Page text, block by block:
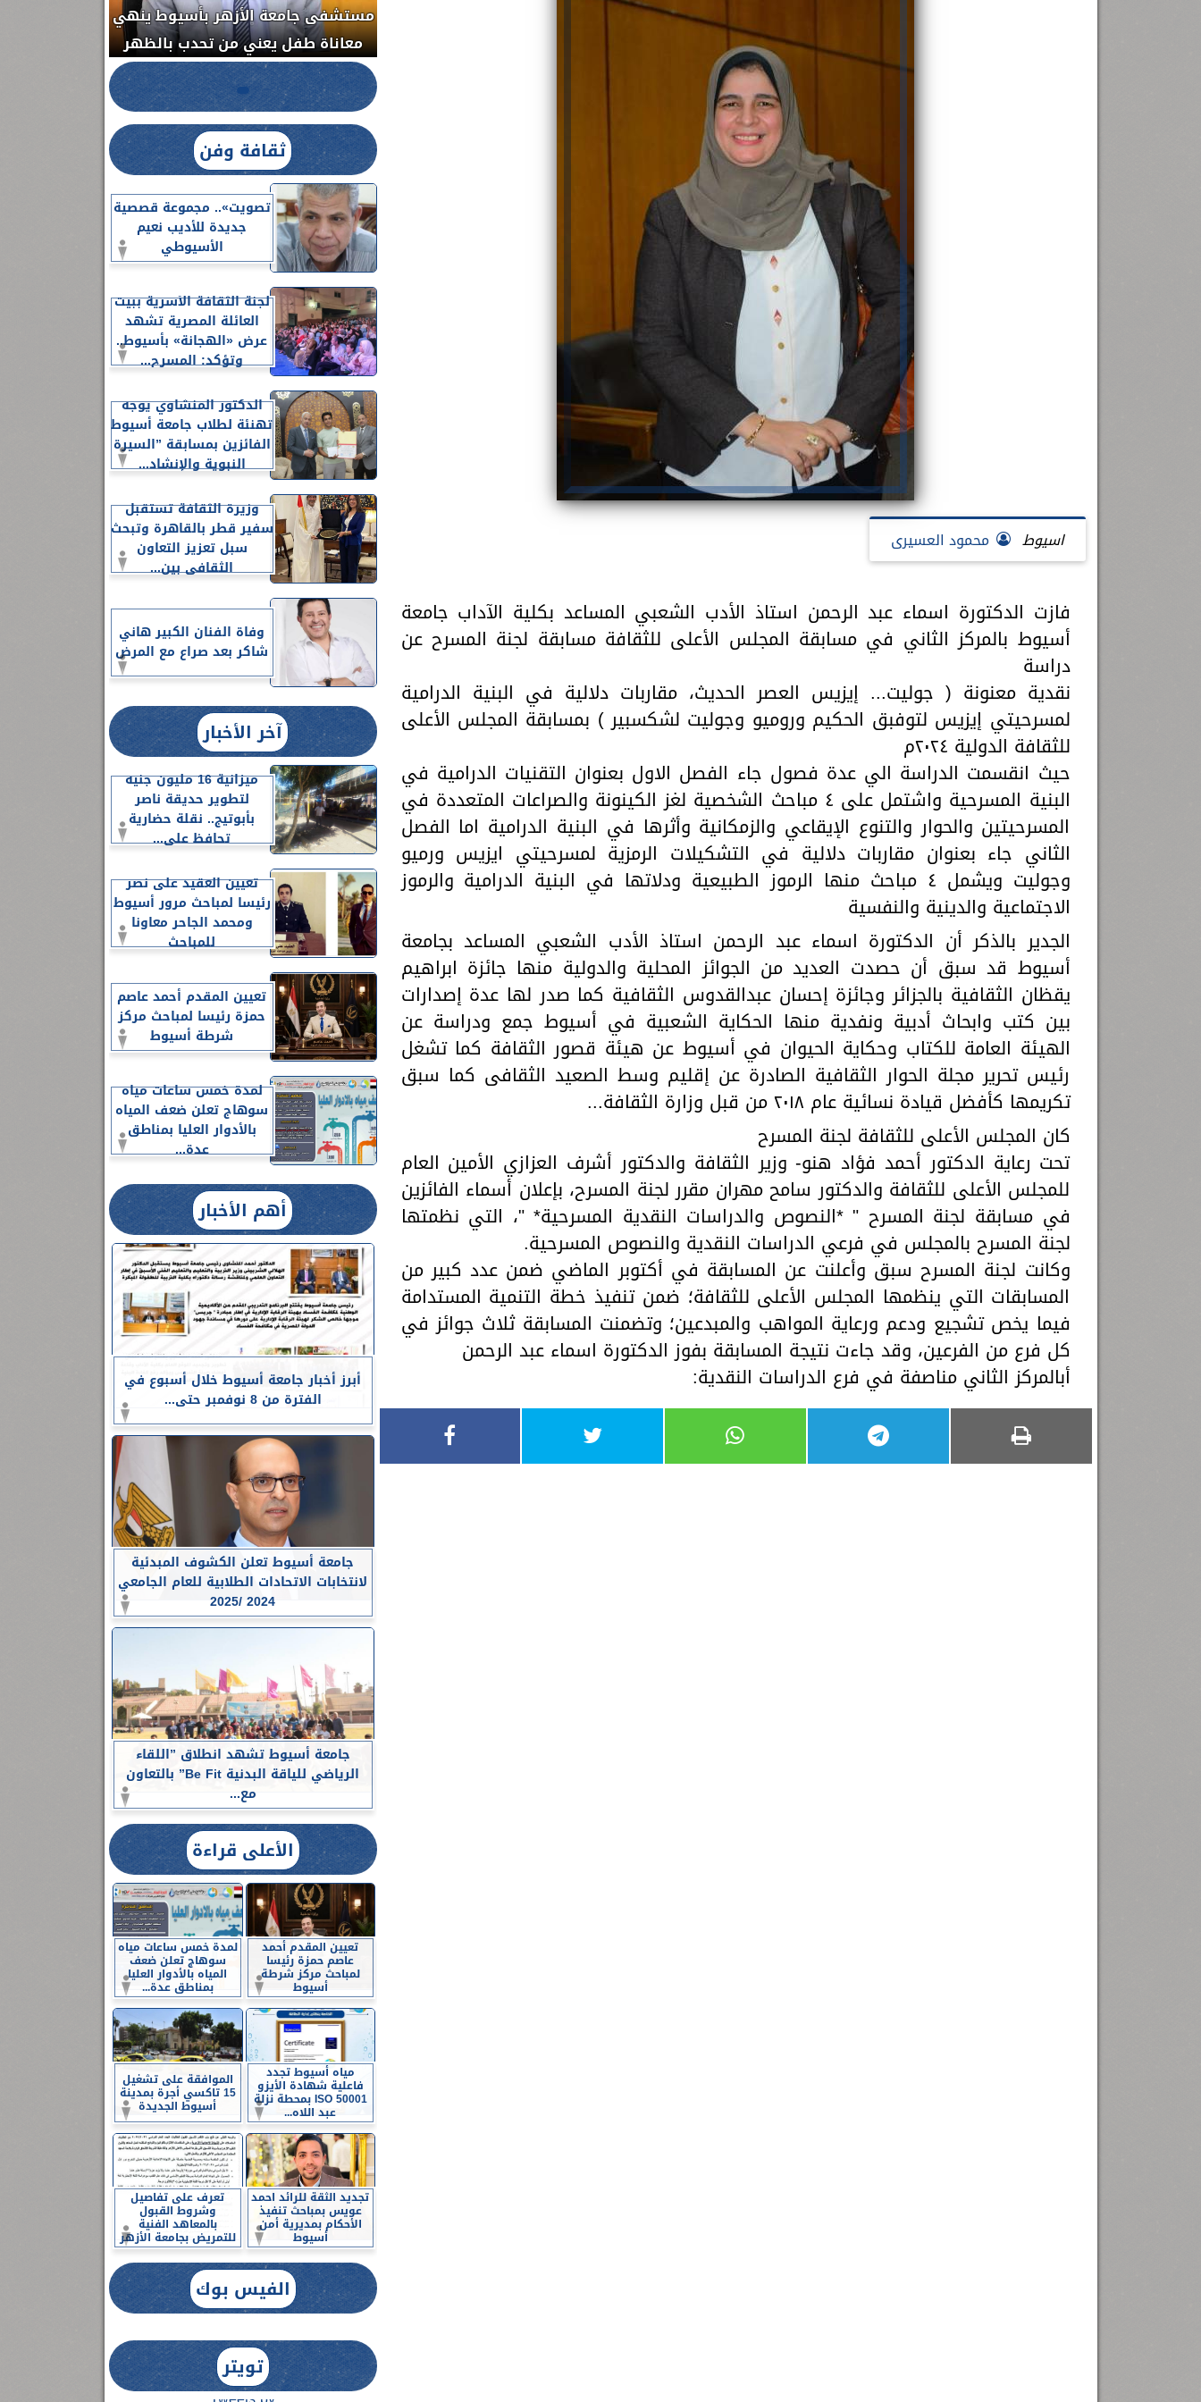
اسيوط محمود العسيرى
فازت الدكتورة اسماء عبد الرحمن استاذ الأدب الشعبي المساعد بكلية الآداب جامعة
أسيوط بالمركز الثاني في مسابقة المجلس الأعلى للثقافة مسابقة لجنة المسرح عن
دراسة
نقدية معنونة ( جوليت... إيزيس العصر الحديث، مقاربات دلالية في البنية الدرامية
لمسرحيتي إيزيس لتوفبق الحكيم وروميو وجوليت لشكسبير ) بمسابقة المجلس الأعلى
للثقافة الدولية ٢٠٢٤م
حيث انقسمت الدراسة الي عدة فصول جاء الفصل الاول بعنوان التقنيات الدرامية في
البنية المسرحية واشتمل على ٤ مباحث الشخصية لغز الكينونة والصراعات المتعددة في
المسرحيتين والحوار والتنوع الإيقاعي والزمكانية وأثرها في البنية الدرامية اما الفصل
الثاني جاء بعنوان مقاربات دلالية في التشكيلات الرمزية لمسرحيتي ايزيس ورميو
وجوليت ويشمل ٤ مباحث منها الرموز الطبيعية ودلاتها في البنية الدرامية والرموز
الاجتماعية والدينية والنفسية
الجدير بالذكر أن الدكتورة اسماء عبد الرحمن استاذ الأدب الشعبي المساعد بجامعة
أسيوط قد سبق أن حصدت العديد من الجوائز المحلية والدولية منها جائزة ابراهيم
يقظان الثقافية بالجزائر وجائزة إحسان عبدالقدوس الثقافية كما صدر لها عدة إصدارات
بين كتب وابحاث أدبية ونفدية منها الحكاية الشعبية في أسيوط جمع ودراسة عن
الهيئة العامة للكتاب وحكاية الحيوان في أسيوط عن هيئة قصور الثقافة كما تشغل
رئيس تحرير مجلة الحوار الثقافية الصادرة عن إقليم وسط الصعيد الثقافى كما سبق
تكريمها كأفضل قيادة نسائية عام ٢٠١٨ من قبل وزارة الثقافة...
كان المجلس الأعلى للثقافة لجنة المسرح
تحت رعاية الدكتور أحمد فؤاد هنو- وزير الثقافة والدكتور أشرف العزازي الأمين العام
للمجلس الأعلى للثقافة والدكتور سامح مهران مقرر لجنة المسرح، بإعلان أسماء الفائزين
في مسابقة لجنة المسرح " *النصوص والدراسات النقدية المسرحية* "، التي نظمتها
لجنة المسرح بالمجلس في فرعي الدراسات النقدية والنصوص المسرحية.
وكانت لجنة المسرح سبق وأعلنت عن المسابقة في أكتوبر الماضي ضمن عدد كبير من
المسابقات التي ينظمها المجلس الأعلى للثقافة؛ ضمن تنفيذ خطة التنمية المستدامة
فيما يخص تشجيع ودعم ورعاية المواهب والمبدعين؛ وتضمنت المسابقة ثلاث جوائز في
كل فرع من الفرعين، وقد جاءت نتيجة المسابقة بفوز الدكتورة اسماء عبد الرحمن
أبالمركز الثاني مناصفة في فرع الدراسات النقدية:
مستشفى جامعة الأزهر بأسيوط ينهي
معاناة طفل يعني من تحدب بالظهر
والحنجرة ينجح في استئصال ورم خبيث
من...
ثقافة وفن
تصويت».. مجموعة قصصية
جديدة للأديب نعيم
الأسيوطي
لجنة الثقافة الأسرية ببيت
العائلة المصرية تشهد
عرض «الهجانة» بأسيوط..
وتؤكد: المسرح...
الدكتور المنشاوي يوجه
تهنئة لطلاب جامعة أسيوط
الفائزين بمسابقة ”السيرة
النبوية والإنشاد...
وزيرة الثقافة تستقبل
سفير قطر بالقاهرة وتبحث
سبل تعزيز التعاون
الثقافي بين...
وفاة الفنان الكبير هاني
شاكر بعد صراع مع المرض
آخر الأخبار
ميزانية 16 مليون جنيه
لتطوير حديقة ناصر
بأبوتيج.. نقلة حضارية
تحافظ على...
تعيين العقيد على نصر
رئيسا لمباحث مرور أسيوط
ومحمد الجاحر معاونا
للمباحث
تعيين المقدم أحمد عاصم
حمزة رئيسا لمباحث مركز
شرطة أسيوط
لمدة خمس ساعات مياه
سوهاج تعلن ضعف المياه
بالأدوار العليا بمناطق
عدة...
أهم الأخبار
أبرز أخبار جامعة أسيوط خلال أسبوع في
الفترة من 8 نوفمبر حتى...
جامعة أسيوط تعلن الكشوف المبدئية
لانتخابات الاتحادات الطلابية للعام الجامعي
2024 /2025
جامعة أسيوط تشهد انطلاق ”اللقاء
الرياضي للياقة البدنية Be Fit” بالتعاون
مع...
الأعلى قراءة
تعيين المقدم أحمد
عاصم حمزة رئيسا
لمباحث مركز شرطة
أسيوط
لمدة خمس ساعات مياه
سوهاج تعلن ضعف
المياه بالأدوار العليا
بمناطق عدة...
مياه أسيوط تجدد
فاعلية شهادة الأيزو
ISO 50001 بمحطة نزلة
عبد اللاه...
الموافقة على تشغيل
15 تاكسي أجرة بمدينة
أسيوط الجديدة
تجديد الثقة للرائد احمد
عويس بمباحث تنفيذ
الأحكام بمديرية أمن
أسيوط
تعرف على تفاصيل
وشروط القبول
بالمعاهد الفنية
للتمريض بجامعة الأزهر
الفيس بوك
تويتر